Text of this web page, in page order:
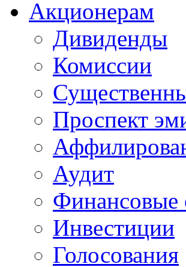
Акционерам
Дивиденды
Комиссии
Проспект
Аудит
Финансовые
Инвестиции
Голосования